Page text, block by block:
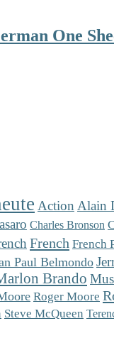
One
Action Alain
Charles Bronson
French French
Paul Belmondo
Brando
Roger Moore
Steve McQueen